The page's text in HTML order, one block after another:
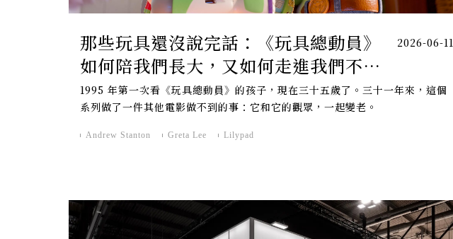
那些玩具還沒說完話：《玩具總動員》
如何陪我們長大，又如何走進我們不敢
面對的房間
2026-06-11
1995 年第一次看《玩具總動員》的孩子，現在三十五歲了。三十一年來，這個
系列做了一件其他電影做不到的事：它和它的觀眾，一起變老。
Andrew Stanton Greta Lee Lilypad